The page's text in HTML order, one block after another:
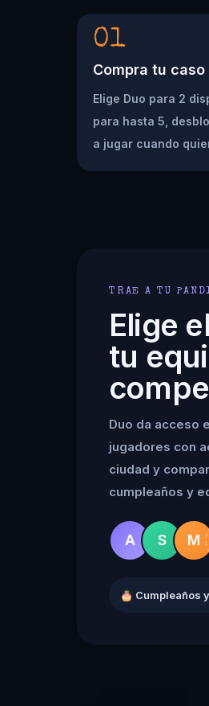
01
Compra tu caso
Elige Duo para 2
para hasta 5,
a jugar cuando
TRAE A TU
Elige
tu
Duo da acceso
jugadores con
ciudad y
cumpleaños y
A S M
🎂 Cumpleaños